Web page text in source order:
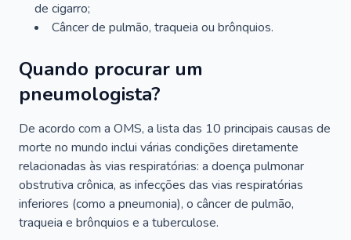
de cigarro;
Câncer de pulmão, traqueia ou brônquios.
Quando procurar um
pneumologista?
De acordo com a OMS, a lista das 10 principais causas de
morte no mundo inclui várias condições diretamente
relacionadas às vias respiratórias: a doença pulmonar
obstrutiva crônica, as infecções das vias respiratórias
inferiores (como a pneumonia), o câncer de pulmão,
traqueia e brônquios e a tuberculose.